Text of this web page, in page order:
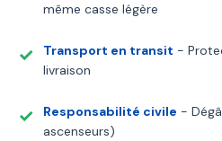
même casse légère
Transport en transit -
livraison
Responsabilité civile -
ascenseurs)